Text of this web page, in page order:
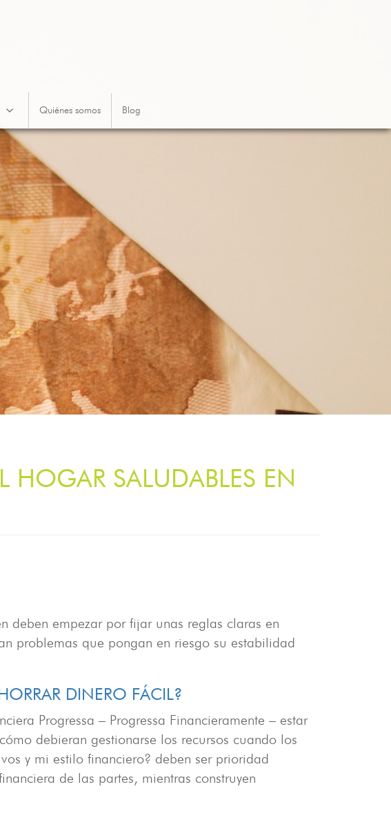
Quiénes somos Blog
HOGAR SALUDABLES EN
deben empezar por fijar unas reglas claras en
problemas que pongan en riesgo su estabilidad
DINERO FÁCIL?
Progressa – Progressa Financieramente – estar
debieran gestionarse los recursos cuando los
y mi estilo financiero? deben ser prioridad
de las partes, mientras construyen